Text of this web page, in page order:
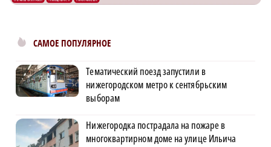
САМОЕ ПОПУЛЯРНОЕ
Тематический поезд запустили в
нижегородском метро к сентябрьским
выборам
Нижегородка пострадала на пожаре в
многоквартирном доме на улице Ильича